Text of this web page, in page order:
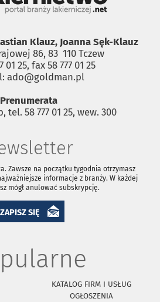
Klauz, Joanna Sęk-Klauz
86, 83 ­ 110 Tczew
01 25, fax 58 777 01 25
ado@goldman.pl
Prenumerata
tel. 58 777 01 25, wew. 300
Zawsze na początku tygodnia otrzymasz
informacje z branży. W każdej
mógł anulować subskrypcję.
ZAPISZ SIĘ
KATALOG FIRM I USŁUG
OGŁOSZENIA